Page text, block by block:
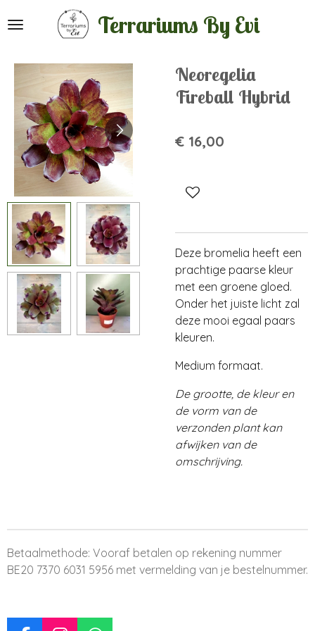
direct
de
hoofdinhoud
Terrariums By Evi
Neoregelia
Fireball Hybrid
€ 16,00
Deze bromelia heeft een
prachtige paarse kleur
met een groene gloed.
Onder het juiste licht zal
deze mooi egaal paars
kleuren.
Medium formaat.
De grootte, de kleur en
de vorm van de
verzonden plant kan
afwijken van de
omschrijving.
Betaalmethode: Vooraf betalen op rekening nummer
BE20 7370 6031 5956 met vermelding van je bestelnummer.